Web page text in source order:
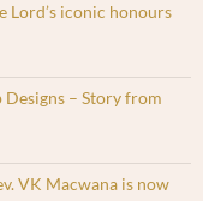
Lord’s iconic honours
Designs – Story from
VK Macwana is now